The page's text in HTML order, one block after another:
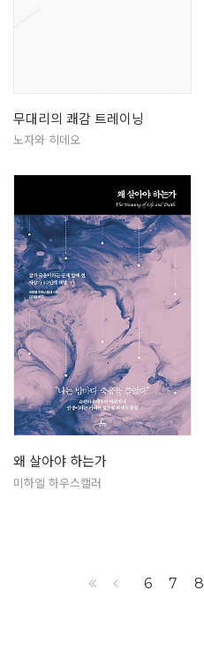
무대리의 쾌감 트레이닝
노자와 히데오
왜 살아야 하는가
미하엘 하우스캘러
6 7 8